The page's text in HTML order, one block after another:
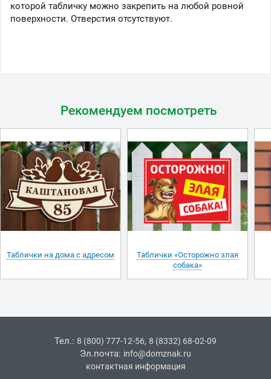
которой табличку можно закрепить на любой ровной
поверхности. Отверстия отсутствуют.
Рекомендуем посмотреть
Таблички на дома с адресом
Таблички «Осторожно злая
собака»
Тел.: 8 (800) 777-12-56, 8 (8332) 68-02-09
Эл.почта: info@domznak.ru
контактная информация